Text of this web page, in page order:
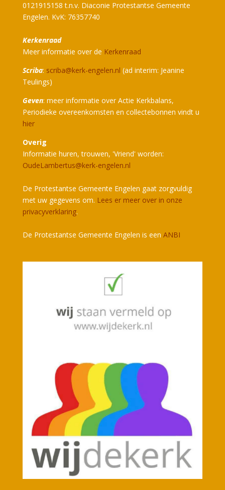
0121915158 t.n.v. Diaconie Protestantse Gemeente
Engelen. KvK: 76357740
Kerkenraad
Meer informatie over de Kerkenraad
Scriba: scriba@kerk-engelen.nl (ad interim: Jeanine
Teulings)
Geven: meer informatie over Actie Kerkbalans,
Periodieke overeenkomsten en collectebonnen vindt u
hier
Overig
Informatie huren, trouwen, 'Vriend' worden:
OudeLambertus@kerk-engelen.nl
De Protestantse Gemeente Engelen gaat zorgvuldig
met uw gegevens om. Lees er meer over in onze
privacyverklaring.
De Protestantse Gemeente Engelen is een ANBI